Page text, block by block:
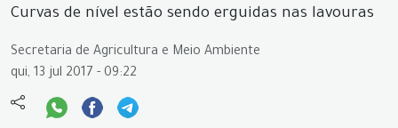
Curvas de nível estão sendo erguidas nas lavouras
Secretaria de Agricultura e Meio Ambiente
qui, 13 jul 2017 - 09:22